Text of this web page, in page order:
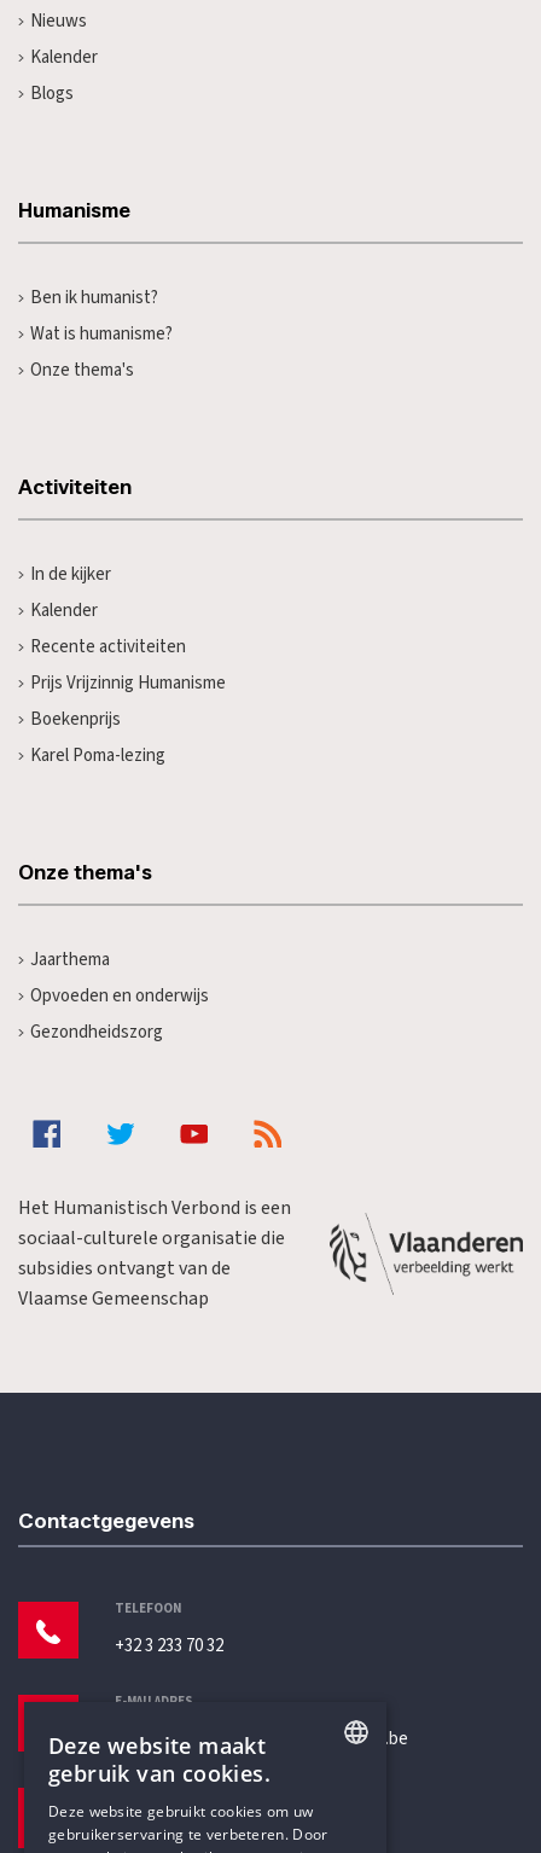
Nieuws
Kalender
Blogs
Humanisme
Ben ik humanist?
Wat is humanisme?
Onze thema's
Activiteiten
In de kijker
Kalender
Recente activiteiten
Prijs Vrijzinnig Humanisme
Boekenprijs
Karel Poma-lezing
Onze thema's
Jaarthema
Opvoeden en onderwijs
Gezondheidszorg
Het Humanistisch Verbond is een
sociaal-culturele organisatie die
subsidies ontvangt van de
Vlaamse Gemeenschap
Contactgegevens
TELEFOON
+32 3 233 70 32
E-MAILADRES
secretariaat@humanistischverbond.be
Pottenbrug 4
DUTCH
Deze website maakt
gebruik van cookies.
Deze website gebruikt cookies om uw
gebruikerservaring te verbeteren. Door